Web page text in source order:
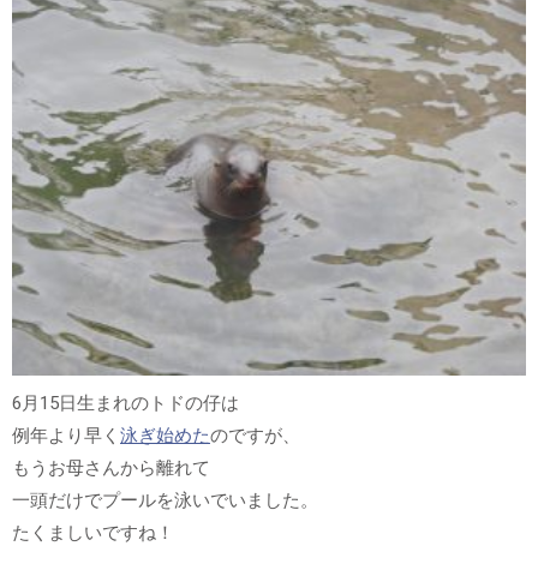
6月15日生まれのトドの仔は
例年より早く 泳ぎ始めたのですが、
もうお母さんから離れて
一頭だけでプールを泳いでいました。
たくましいですね！